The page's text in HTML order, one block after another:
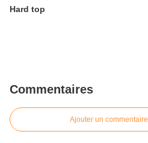
Hard top
Commentaires
Ajouter un commentaire